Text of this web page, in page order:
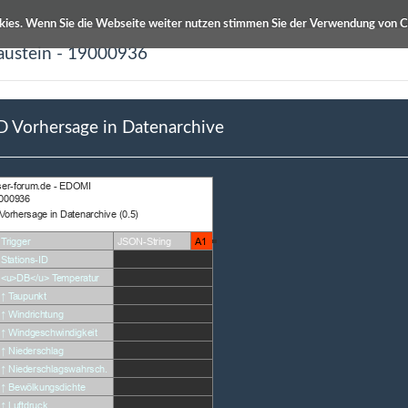
Wenn Sie die Webseite weiter nutzen stimmen Sie der Verwendung von
in Datenarchive
- 19000936
Vorhersage in Datenarchive